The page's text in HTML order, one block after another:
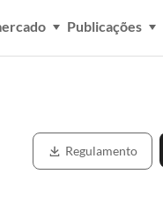
Publicações
Regulamento